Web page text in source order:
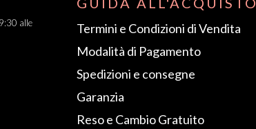
alle
Termini e Condizioni di Vendita
Modalità di Pagamento
Spedizioni e consegne
Garanzia
Reso e Cambio Gratuito